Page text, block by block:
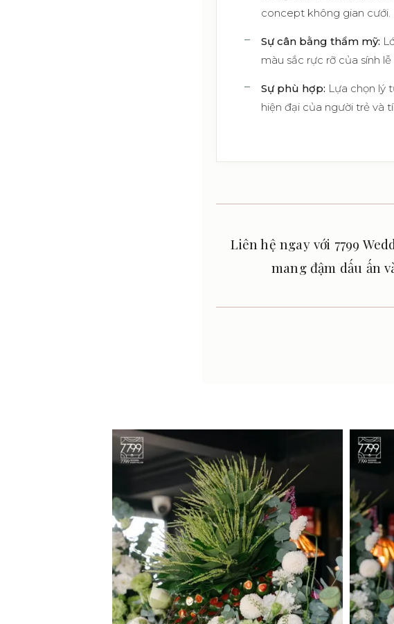
concept không gian cưới.
Sự cân bằng thẩm mỹ:
màu sắc rực rỡ của sính
Sự phù hợp: Lựa chọn lý
hiện đại của người trẻ và
Liên hệ ngay với 7799
mang đậm dấu ấn